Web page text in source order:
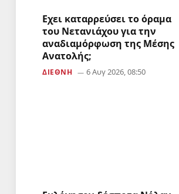
Εχει καταρρεύσει το όραμα
του Νετανιάχου για την
αναδιαμόρφωση της Μέσης
Ανατολής;
ΔΙΕΘΝΉ 6 Αυγ 2026, 08:50